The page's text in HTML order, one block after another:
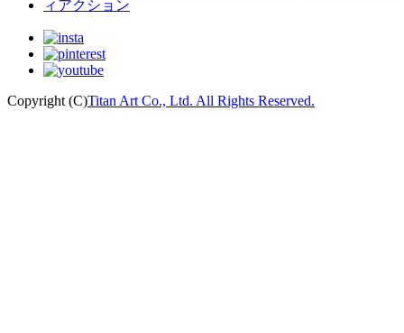
Copyright (C)Titan Art Co., Ltd. All Rights Reserved.